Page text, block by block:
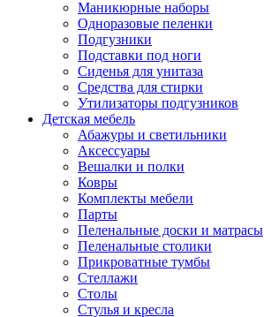
Маникюрные наборы
Одноразовые пеленки
Подгузники
Подставки под ноги
Сиденья для унитаза
Средства для стирки
Утилизаторы подгузников
Детская мебель
Абажуры и светильники
Аксессуары
Вешалки и полки
Ковры
Комплекты мебели
Парты
Пеленальные доски и матрасы
Пеленальные столики
Прикроватные тумбы
Стеллажи
Столы
Стулья и кресла